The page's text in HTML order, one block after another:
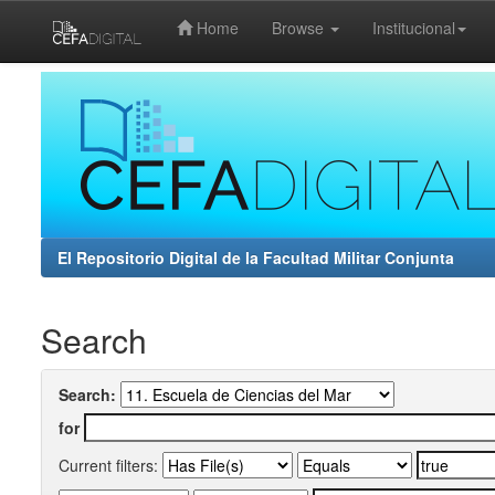
Home Browse Institucional
El Repositorio Digital de la Facultad Militar Conjunta
Search
Search:
for
Current filters: